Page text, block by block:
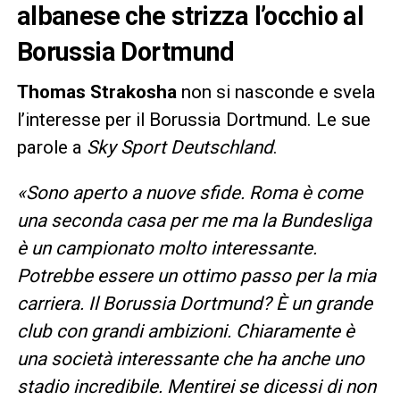
albanese che strizza l’occhio al
Borussia Dortmund
Thomas Strakoshanon si nasconde e svela
l’interesse per il Borussia Dortmund. Le sue
parole a Sky Sport Deutschland.
«Sono aperto a nuove sfide. Roma è come
una seconda casa per me ma la Bundesliga
è un campionato molto interessante.
Potrebbe essere un ottimo passo per la mia
carriera. Il Borussia Dortmund? È un grande
club con grandi ambizioni. Chiaramente è
una società interessante che ha anche uno
stadio incredibile. Mentirei se dicessi di non